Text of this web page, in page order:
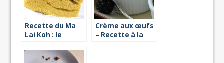
Recette du Ma
Lai Koh : le
chinois
Crème aux œufs
– Recette à la